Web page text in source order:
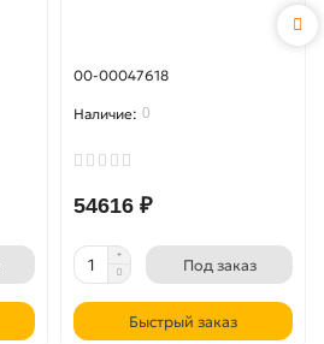
00-00047618
0
54616 ₽
Под заказ
Быстрый заказ